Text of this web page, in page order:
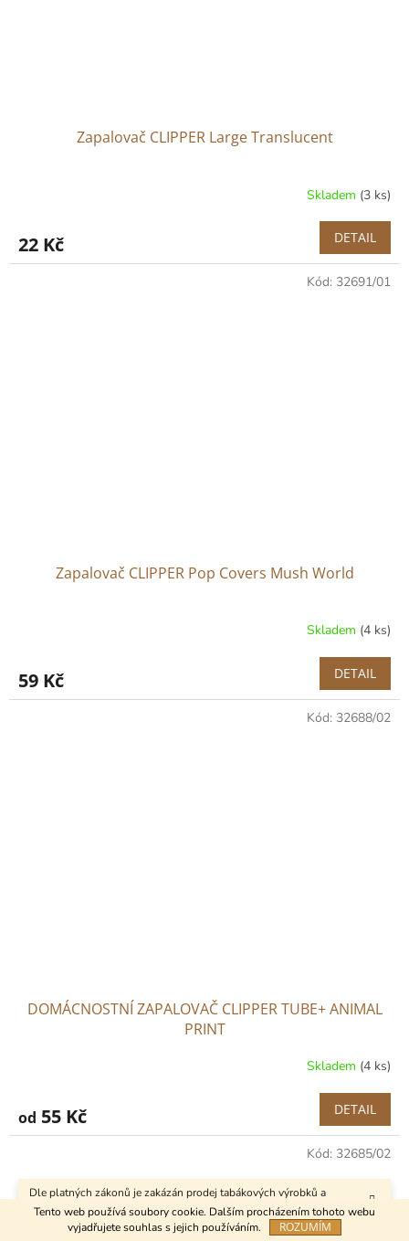
Tento web používá soubory cookie. Dalším procházením tohoto webu
vyjadřujete souhlas s jejich používáním.
ROZUMÍM
Dle platných zákonů je zakázán prodej tabákových výrobků a
kuřáckých pomůcek osobám mladším 18 let.
Zapalovač CLIPPER Large Translucent
Skladem (3 ks)
22 Kč DETAIL
Zapalovač CLIPPER Pop Covers Mush World
Skladem (4 ks)
59 Kč DETAIL
Kód: 32691/01
DOMÁCNOSTNÍ ZAPALOVAČ CLIPPER TUBE+ ANIMAL
PRINT
Skladem (4 ks)
od 55 Kč DETAIL
Kód: 32688/02
Kód: 32685/02